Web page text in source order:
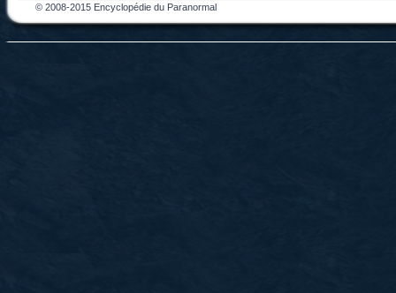
© 2008-2015 Encyclopédie du Paranormal